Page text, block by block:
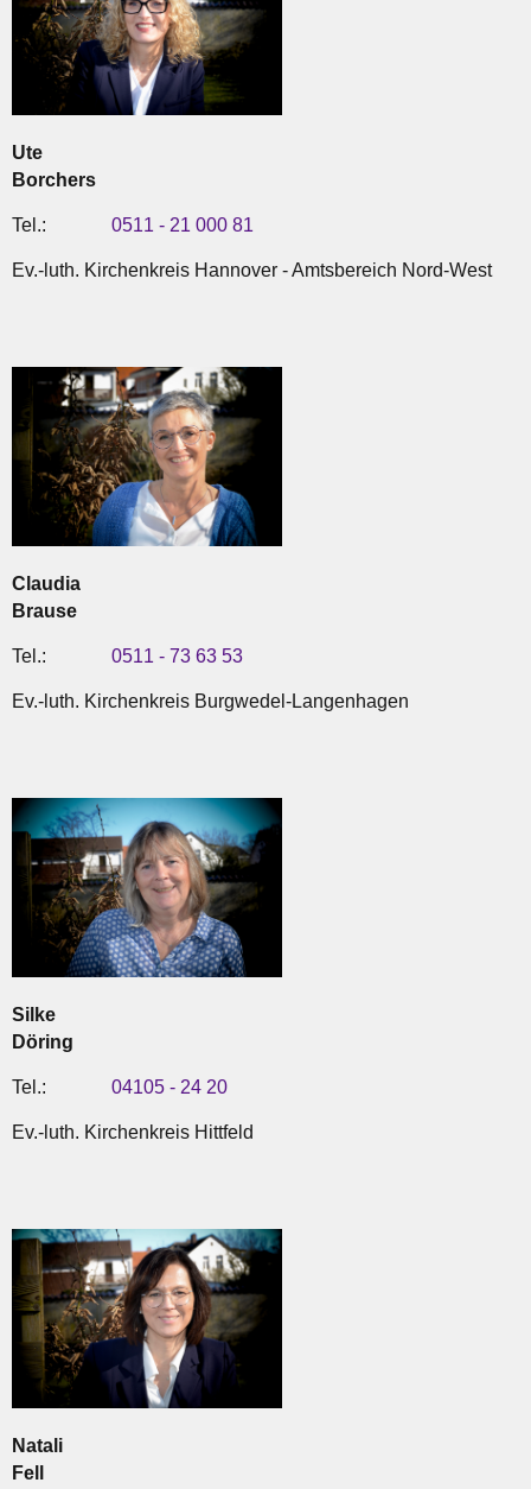
Ute
Borchers
Tel.: 0511 - 21 000 81
Ev.-luth. Kirchenkreis Hannover - Amtsbereich Nord-West
Claudia
Brause
Tel.: 0511 - 73 63 53
Ev.-luth. Kirchenkreis Burgwedel-Langenhagen
Silke
Döring
Tel.: 04105 - 24 20
Ev.-luth. Kirchenkreis Hittfeld
Natali
Fell